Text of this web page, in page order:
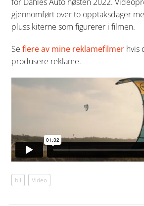
gjennomført over to opptaksdager
pluss kiterne som figurerer i filmen.
Se flere av mine reklamefilmerhvis
produsere reklame.
bil Video